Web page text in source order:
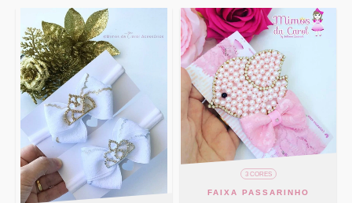
3 CORES
FAIXA PASSARINHO